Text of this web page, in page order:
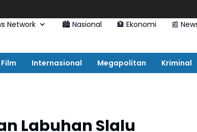
Network 🏙️ Nasional 🏦 Ekonomi 📰
Film Internasional Megapolitan Kriminal
Labuhan Slalu